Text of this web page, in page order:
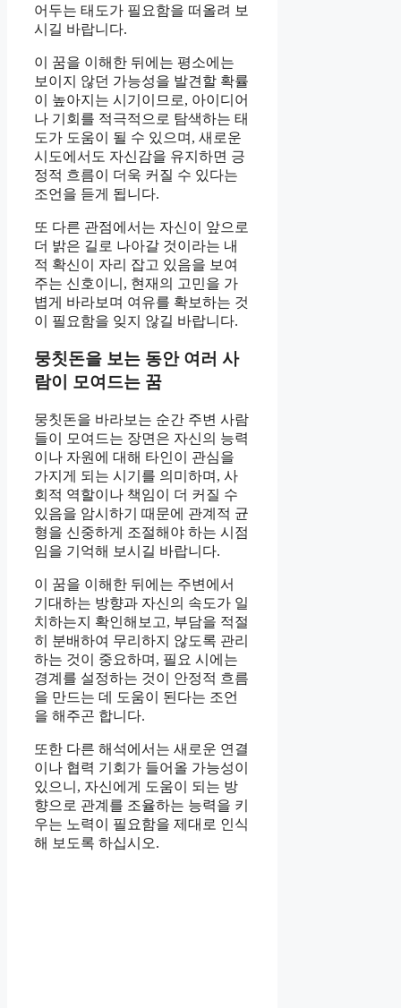
어두는 태도가 필요함을 떠올려 보
시길 바랍니다.
이 꿈을 이해한 뒤에는 평소에는
보이지 않던 가능성을 발견할 확률
이 높아지는 시기이므로, 아이디어
나 기회를 적극적으로 탐색하는 태
도가 도움이 될 수 있으며, 새로운
시도에서도 자신감을 유지하면 긍
정적 흐름이 더욱 커질 수 있다는
조언을 듣게 됩니다.
또 다른 관점에서는 자신이 앞으로
더 밝은 길로 나아갈 것이라는 내
적 확신이 자리 잡고 있음을 보여
주는 신호이니, 현재의 고민을 가
볍게 바라보며 여유를 확보하는 것
이 필요함을 잊지 않길 바랍니다.
뭉칫돈을 보는 동안 여러 사
람이 모여드는 꿈
뭉칫돈을 바라보는 순간 주변 사람
들이 모여드는 장면은 자신의 능력
이나 자원에 대해 타인이 관심을
가지게 되는 시기를 의미하며, 사
회적 역할이나 책임이 더 커질 수
있음을 암시하기 때문에 관계적 균
형을 신중하게 조절해야 하는 시점
임을 기억해 보시길 바랍니다.
이 꿈을 이해한 뒤에는 주변에서
기대하는 방향과 자신의 속도가 일
치하는지 확인해보고, 부담을 적절
히 분배하여 무리하지 않도록 관리
하는 것이 중요하며, 필요 시에는
경계를 설정하는 것이 안정적 흐름
을 만드는 데 도움이 된다는 조언
을 해주곤 합니다.
또한 다른 해석에서는 새로운 연결
이나 협력 기회가 들어올 가능성이
있으니, 자신에게 도움이 되는 방
향으로 관계를 조율하는 능력을 키
우는 노력이 필요함을 제대로 인식
해 보도록 하십시오.